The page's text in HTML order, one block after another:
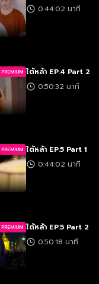
0:44:02 นาที
PREMIUM ใต้หล้า EP.4 Part 2
0:50:32 นาที
PREMIUM ใต้หล้า EP.5 Part 1
0:44:02 นาที
PREMIUM ใต้หล้า EP.5 Part 2
0:50:18 นาที